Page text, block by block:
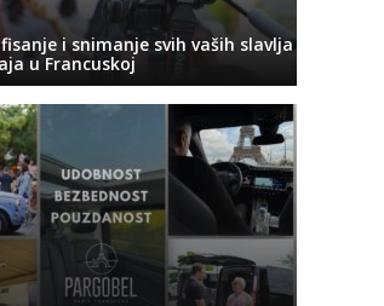
i snimanje svih vaših slavlja
u Francuskoj